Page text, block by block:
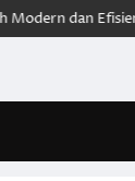
dan Efisien